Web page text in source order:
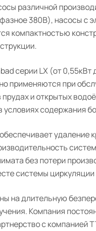
различной
380В), насосы с
компактностью
серии LX (от
применяются при
прудах и открытых
содержания
удаление
без потери
системы
на длительную
Компания
с компанией